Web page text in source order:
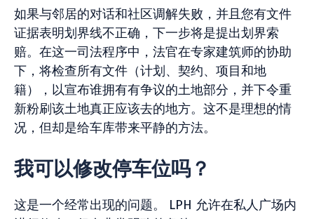
如果与邻居的对话和社区调解失败，并且您有文件
证据表明划界线不正确，下一步将是提出划界索
赔。在这一司法程序中，法官在专家建筑师的协助
下，将检查所有文件（计划、契约、项目和地
籍），以宣布谁拥有有争议的土地部分，并下令重
新粉刷该土地真正应该去的地方。这不是理想的情
况，但却是给车库带来平静的方法。
我可以修改停车位吗？
这是一个经常出现的问题。 LPH 允许在私人广场内